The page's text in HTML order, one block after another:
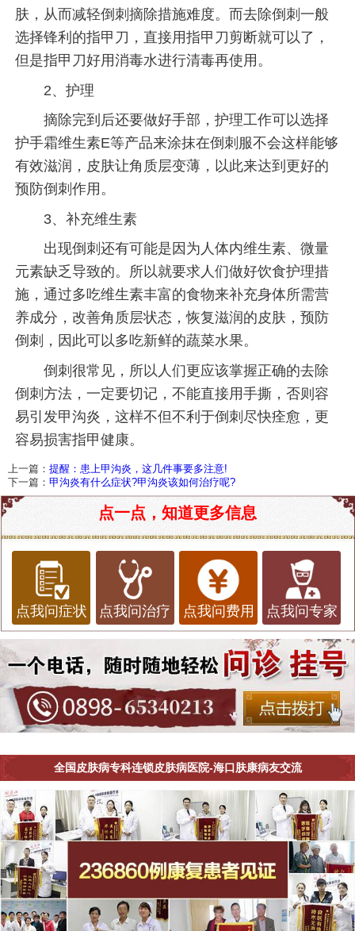
肤，从而减轻倒刺摘除措施难度。而去除倒刺一般
选择锋利的指甲刀，直接用指甲刀剪断就可以了，
但是指甲刀好用消毒水进行清毒再使用。
2、护理
摘除完到后还要做好手部，护理工作可以选择
护手霜维生素E等产品来涂抹在倒刺服不会这样能够
有效滋润，皮肤让角质层变薄，以此来达到更好的
预防倒刺作用。
3、补充维生素
出现倒刺还有可能是因为人体内维生素、微量
元素缺乏导致的。所以就要求人们做好饮食护理措
施，通过多吃维生素丰富的食物来补充身体所需营
养成分，改善角质层状态，恢复滋润的皮肤，预防
倒刺，因此可以多吃新鲜的蔬菜水果。
倒刺很常见，所以人们更应该掌握正确的去除
倒刺方法，一定要切记，不能直接用手撕，否则容
易引发甲沟炎，这样不但不利于倒刺尽快痊愈，更
容易损害指甲健康。
上一篇： 提醒：患上甲沟炎，这几件事要多注意!
下一篇： 甲沟炎有什么症状?甲沟炎该如何治疗呢?
点一点，知道更多信息
点我问症状 点我问治疗 点我问费用 点我问专家
全国皮肤病专科连锁皮肤病医院-海口肤康病友交流